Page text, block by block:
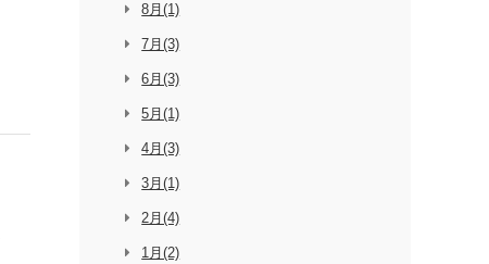
8月(1)
7月(3)
6月(3)
5月(1)
4月(3)
3月(1)
2月(4)
1月(2)